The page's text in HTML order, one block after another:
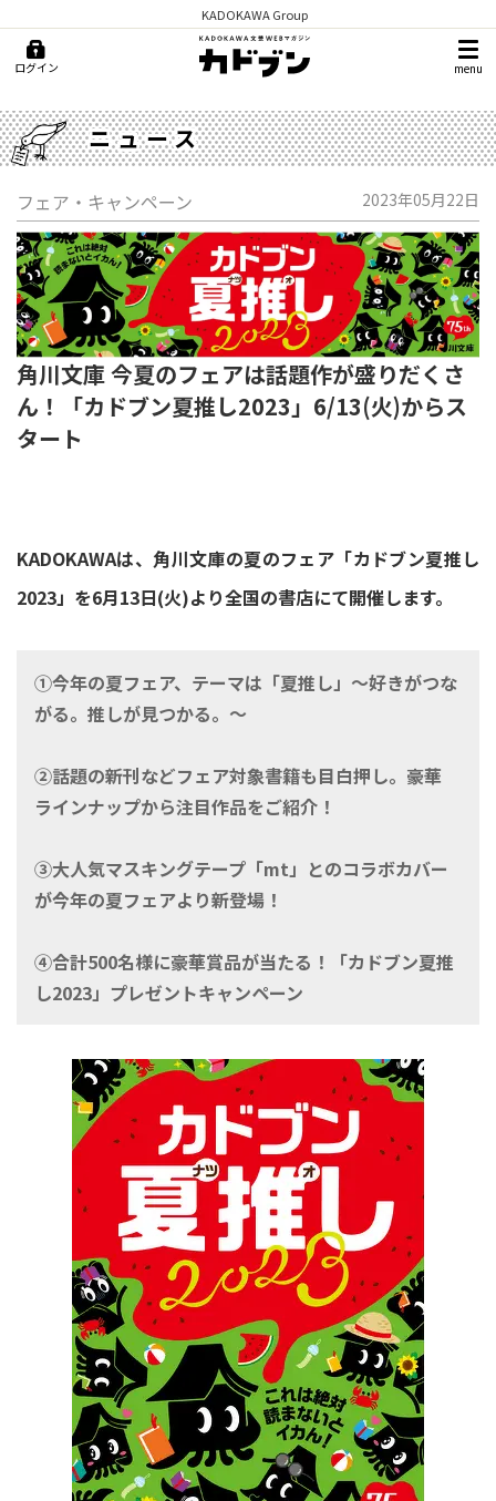
KADOKAWA Group
ログイン menu
ニュース
フェア・キャンペーン 2023年05月22日
角川文庫 今夏のフェアは話題作が盛りだくさ
ん！「カドブン夏推し2023」6/13(火)からス
タート
KADOKAWAは、角川文庫の夏のフェア「カドブン夏推し
2023」を6月13日(火)より全国の書店にて開催します。
①今年の夏フェア、テーマは「夏推し」～好きがつな
がる。推しが見つかる。～
②話題の新刊などフェア対象書籍も目白押し。豪華
ラインナップから注目作品をご紹介！
③大人気マスキングテープ「mt」とのコラボカバー
が今年の夏フェアより新登場！
④合計500名様に豪華賞品が当たる！「カドブン夏推
し2023」プレゼントキャンペーン